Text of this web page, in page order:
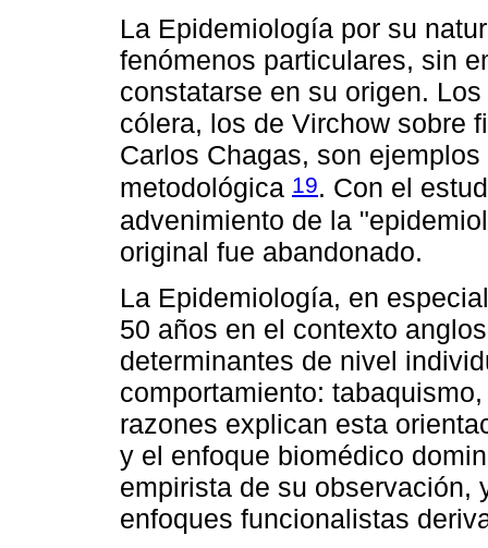
La Epidemiología por su
fenómenos particulares, sin
constatarse en su origen.
cólera, los de Virchow sobre
Carlos Chagas, son
metodológica 19. Con el
advenimiento de la
original fue abandonado.
La Epidemiología, en
50 años en el contexto
determinantes de nivel
comportamiento:
razones explican esta
y el enfoque biomédico
empirista de su observación,
enfoques funcionalistas